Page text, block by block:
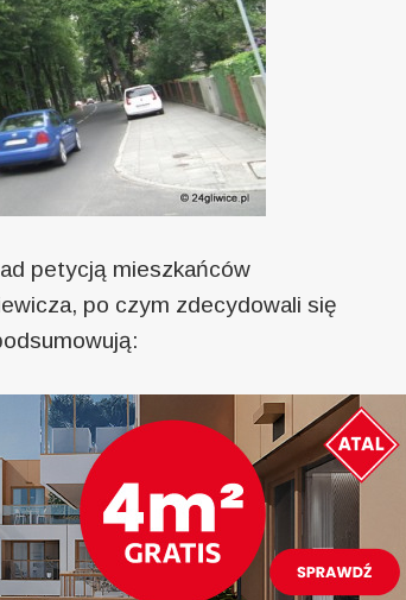
petycją mieszkańców
po czym zdecydowali się